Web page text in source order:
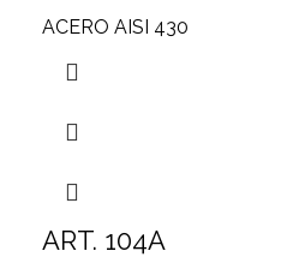
ACERO AISI 430
ART. 104A